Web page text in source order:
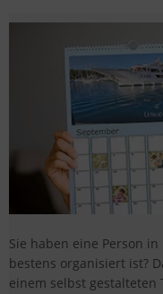
Sie haben eine Person
bestens organisiert ist?
einem selbst